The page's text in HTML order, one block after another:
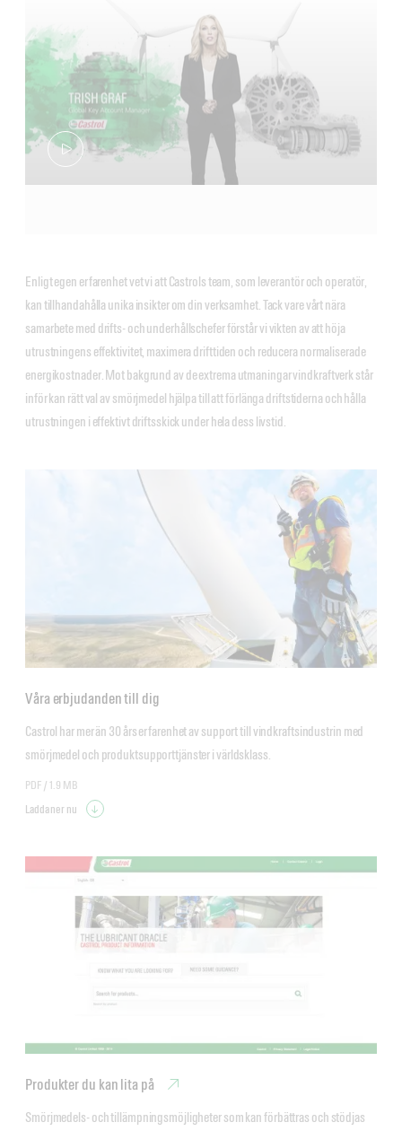
Enligt egen erfarenhet vet vi att Castrols team, som leverantör och operatör,
kan tillhandahålla unika insikter om din verksamhet. Tack vare vårt nära
samarbete med drifts- och underhållschefer förstår vi vikten av att höja
utrustningens effektivitet, maximera drifttiden och reducera normaliserade
energikostnader. Mot bakgrund av de extrema utmaningar vindkraftverk står
inför kan rätt val av smörjmedel hjälpa till att förlänga driftstiderna och hålla
utrustningen i effektivt driftsskick under hela dess livstid.
Våra erbjudanden till dig
Castrol har mer än 30 års erfarenhet av support till vindkraftsindustrin med
smörjmedel och produktsupporttjänster i världsklass.
PDF / 1.9 MB
Ladda ner nu
Produkter du kan lita på
Smörjmedels- och tillämpningsmöjligheter som kan förbättras och stödjas